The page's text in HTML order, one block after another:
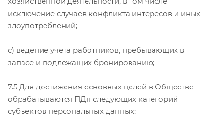
исключение случаев конфликта интересов и иных
злоупотреблений;
с) ведение учета работников, пребывающих в
запасе и подлежащих бронированию;
7.5 Для достижения основных целей в Обществе
обрабатываются ПДн следующих категорий
субъектов персональных данных: